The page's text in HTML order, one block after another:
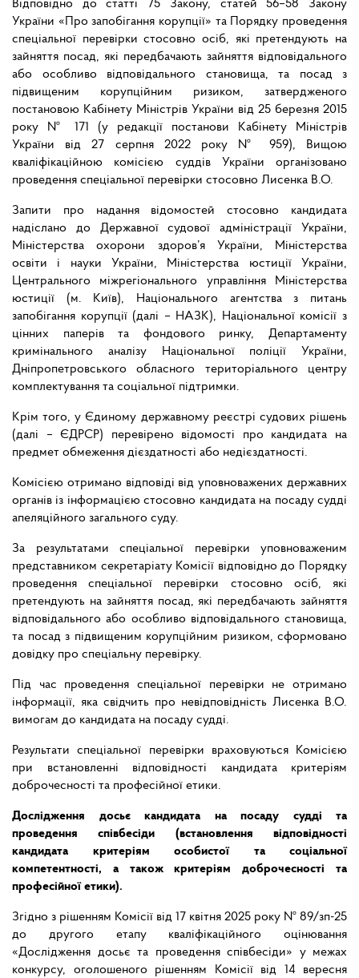
Відповідно до статті 75 Закону, статей 56–58 Закону
України «Про запобігання корупції» та Порядку проведення
спеціальної перевірки стосовно осіб, які претендують на
зайняття посад, які передбачають зайняття відповідального
або особливо відповідального становища, та посад з
підвищеним корупційним ризиком, затвердженого
постановою Кабінету Міністрів України від 25 березня 2015
року № 171 (у редакції постанови Кабінету Міністрів
України від 27 серпня 2022 року № 959), Вищою
кваліфікаційною комісією суддів України організовано
проведення спеціальної перевірки стосовно Лисенка В.О.
Запити про надання відомостей стосовно кандидата
надіслано до Державної судової адміністрації України,
Міністерства охорони здоров’я України, Міністерства
освіти і науки України, Міністерства юстиції України,
Центрального міжрегіонального управління Міністерства
юстиції (м. Київ), Національного агентства з питань
запобігання корупції (далі – НАЗК), Національної комісії з
цінних паперів та фондового ринку, Департаменту
кримінального аналізу Національної поліції України,
Дніпропетровського обласного територіального центру
комплектування та соціальної підтримки.
Крім того, у Єдиному державному реєстрі судових рішень
(далі – ЄДРСР) перевірено відомості про кандидата на
предмет обмеження дієздатності або недієздатності.
Комісією отримано відповіді від уповноважених державних
органів із інформацією стосовно кандидата на посаду судді
апеляційного загального суду.
За результатами спеціальної перевірки уповноваженим
представником секретаріату Комісії відповідно до Порядку
проведення спеціальної перевірки стосовно осіб, які
претендують на зайняття посад, які передбачають зайняття
відповідального або особливо відповідального становища,
та посад з підвищеним корупційним ризиком, сформовано
довідку про спеціальну перевірку.
Під час проведення спеціальної перевірки не отримано
інформації, яка свідчить про невідповідність Лисенка В.О.
вимогам до кандидата на посаду судді.
Результати спеціальної перевірки враховуються Комісією
при встановленні відповідності кандидата критеріям
доброчесності та професійної етики.
Дослідження досьє кандидата на посаду судді та
проведення співбесіди (встановлення відповідності
кандидата критеріям особистої та соціальної
компетентності, а також критеріям доброчесності та
професійної етики).
Згідно з рішенням Комісії від 17 квітня 2025 року № 89/зп-25
до другого етапу кваліфікаційного оцінювання
«Дослідження досьє та проведення співбесіди» у межах
конкурсу, оголошеного рішенням Комісії від 14 вересня